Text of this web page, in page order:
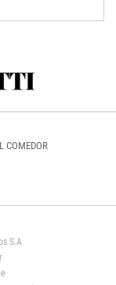
COMEDOR
S.A